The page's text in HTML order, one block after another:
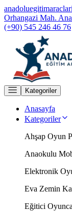
Orhangazi Mah.
(+90) 545 246 46 76
Kategoriler
Anasayfa
Kategoriler
Ahşap Oyun
Anaokulu
Elektronik
Eva Zemin
Eğitici